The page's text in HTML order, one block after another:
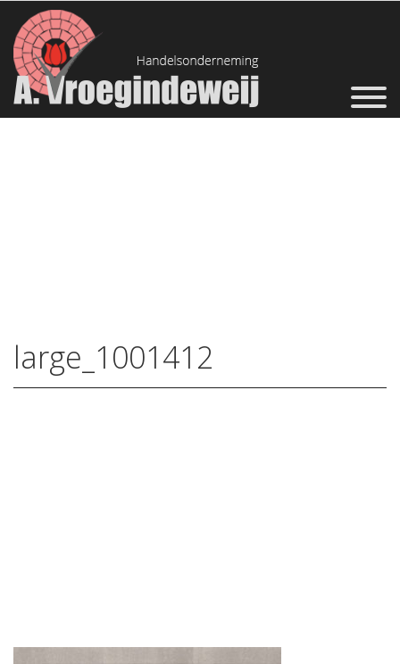
large_1001412